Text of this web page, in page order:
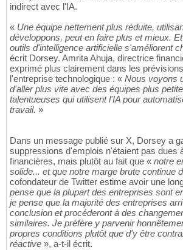
indirect avec l'IA.
« Une équipe nettement plus réduite,
développons, peut en faire plus et mieux.
outils d'intelligence artificielle s'améliorent
écrit Dorsey. Amrita Ahuja, directrice
exprimé plus clairement dans les
l'entreprise technologique : « Nous voyons
d'aller plus vite avec des équipes plus
talentueuses qui utilisent l'IA pour
travail. »
Dans un message publié sur X, Dorsey a
suppressions d'emplois n'étaient pas dues
financières, mais plutôt au fait que « notre
solide... et que notre marge brute continue
cofondateur de Twitter estime avoir une
pense que la plupart des entreprises sont
je pense que la majorité des entreprises
conclusion et procéderont à des
similaires. Je préfère y parvenir
propres conditions plutôt que d'y être
réactive », a-t-il écrit.